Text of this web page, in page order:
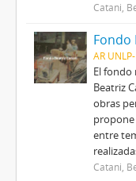
Catani,
Fondo
AR
El fondo
Beatriz
obras
entre
Catani,